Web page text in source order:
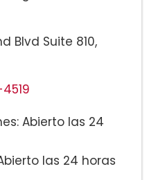
Blvd Suite 810,
Abierto las 24
las 24 horas